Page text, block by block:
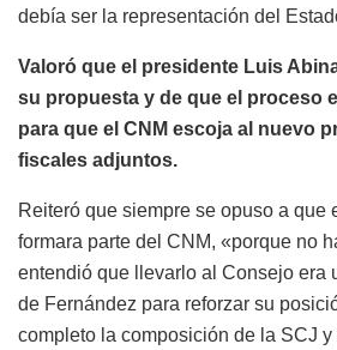
debía ser la representación del
Valoró que el presidente Luis
su propuesta y de que el proceso
para que el CNM escoja al nuevo
fiscales adjuntos.
Reiteró que siempre se opuso a que
formara parte del CNM, «porque no
entendió que llevarlo al Consejo era
de Fernández para reforzar su
completo la composición de la SCJ y